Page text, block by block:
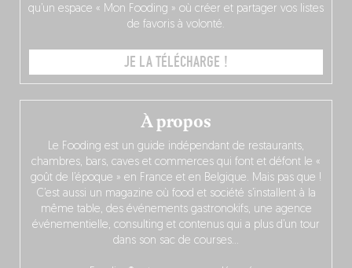
À propos
Le Fooding est un guide indépendant de restaurants,
chambres, bars, caves et commerces qui font et défont le «
goût de l’époque » en France et en Belgique. Mais pas que !
C’est aussi un magazine où food et société s’installent à la
même table, des événements gastronokifs, une agence
événementielle, consulting et contenus qui a plus d’un tour
dans son sac de courses…
qu’un espace « Mon Fooding » où créer et partager vos listes
de favoris à volonté.
JE LA TÉLÉCHARGE !